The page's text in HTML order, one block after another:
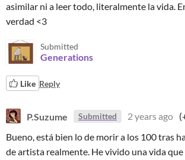
asimilar ni a leer todo, literalmente la vida.
verdad <3
Submitted
Generations
Like Reply
P.Suzume Submitted 2 years ago
Bueno, está bien lo de morir a los 100 tras
de artista realmente. He vivido una vida que